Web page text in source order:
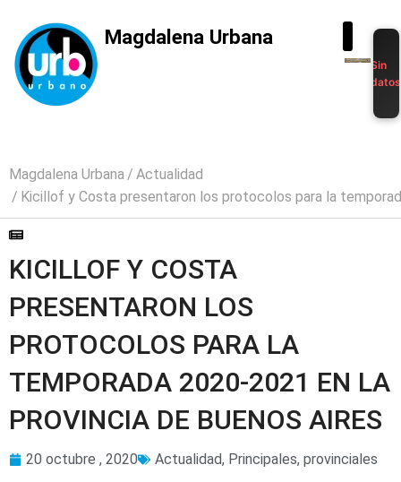
Magdalena Urbana
Sin
datos
Magdalena Urbana
Actualidad
Kicillof y Costa presentaron los protocolos para la
KICILLOF Y COSTA
PRESENTARON LOS
PROTOCOLOS PARA LA
TEMPORADA 2020-2021 EN LA
PROVINCIA DE BUENOS AIRES
20 octubre , 2020 Actualidad, Principales, provinciales